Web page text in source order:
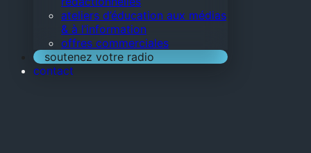
ateliers d’éducation aux médias
& à l’information
offres commerciales
soutenez votre radio
contact